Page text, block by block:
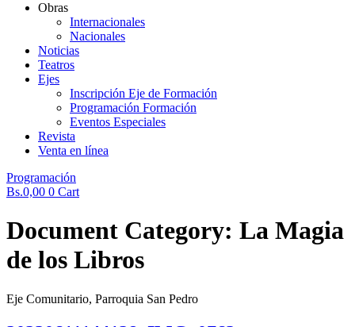
Obras
Internacionales
Nacionales
Noticias
Teatros
Ejes
Inscripción Eje de Formación
Programación Formación
Eventos Especiales
Revista
Venta en línea
Programación
Bs.0,00 0 Cart
Document Category: La Magia
de los Libros
Eje Comunitario, Parroquia San Pedro